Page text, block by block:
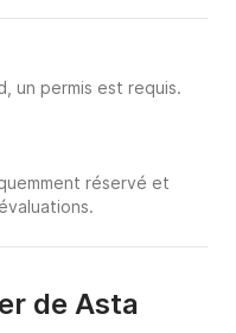
un permis est requis.
réservé et
de Asta